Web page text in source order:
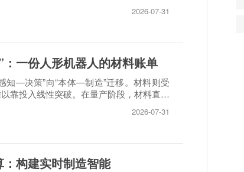
2026-07-31
一份人形机器人的材料账单
知—决策”向“本体—制造”迁移。材料则受
靠投入线性突破。在量产阶段，材料直接
2026-07-31
构建实时制造智能